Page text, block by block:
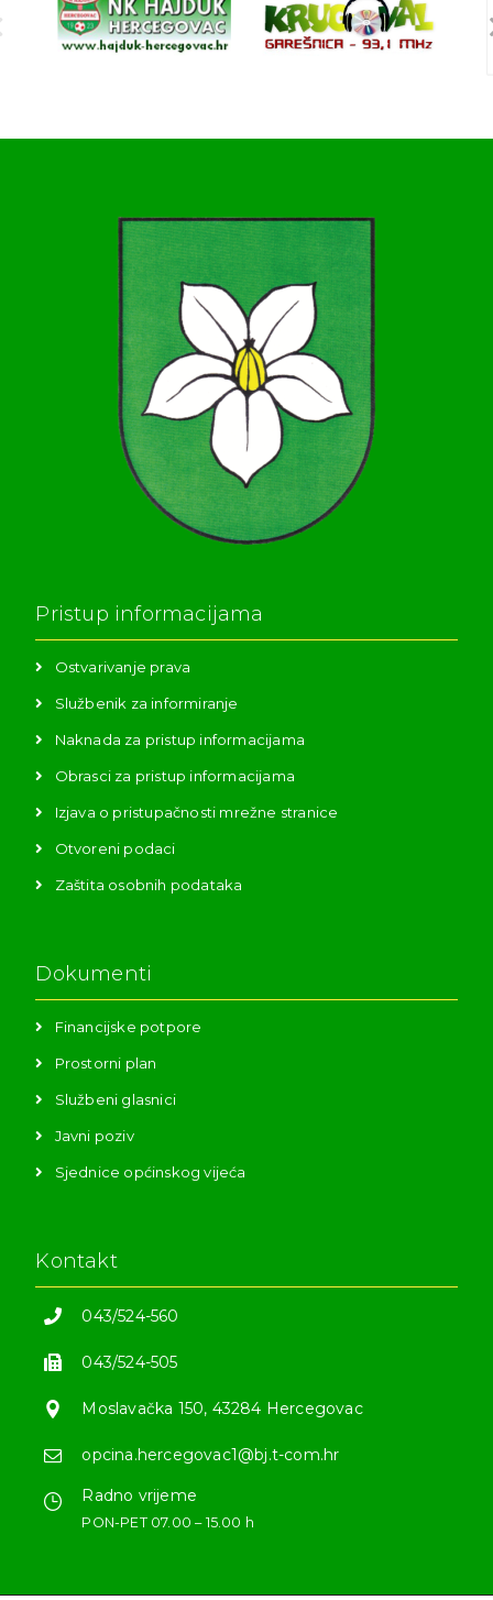
Pristup informacijama
Ostvarivanje prava
Službenik za informiranje
Naknada za pristup informacijama
Obrasci za pristup informacijama
Izjava o pristupačnosti mrežne stranice
Otvoreni podaci
Zaštita osobnih podataka
Dokumenti
Financijske potpore
Prostorni plan
Službeni glasnici
Javni poziv
Sjednice općinskog vijeća
Kontakt
043/524-560
043/524-505
Moslavačka 150, 43284 Hercegovac
opcina.hercegovac1@bj.t-com.hr
Radno vrijeme
PON-PET 07.00 – 15.00 h